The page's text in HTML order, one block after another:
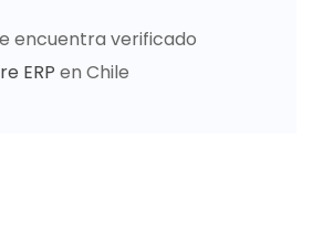
encuentra verificado
ERP en Chile